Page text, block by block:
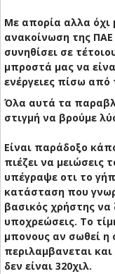
Με απορία αλλα όχι
ανακοίνωση της ΠΑΕ
συνηθίσει σε
μπροστά μας να
ενέργειες πίσω
Όλα αυτά τα
στιγμή να βρούμε
Είναι παράδοξο
πιέζει να μειώσεις
υπέγραψε οτι το
κατάσταση που
βασικός χρήστης να
υποχρεώσεις. Το
μπονους αν σωθεί η
περιλαμβανεται
δεν είναι 320χιλ.